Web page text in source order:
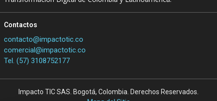
Contactos
contacto@impactotic.co
comercial@impactotic.co
Tel. (57) 3108752177
Impacto TIC SAS. Bogotá, Colombia. Derechos Reservados.